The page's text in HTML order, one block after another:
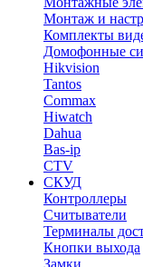
Монтаж и
Комплекты
Домофонные
Hikvision
Tantos
Commax
Hiwatch
Dahua
Bas-ip
CTV
СКУД
Контроллеры
Считыватели
Терминалы
Кнопки выхода
Замки